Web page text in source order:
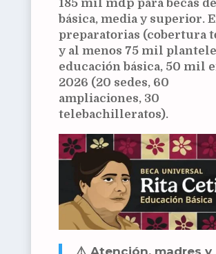
185 mil mdp para becas de
básica, media y superior.
preparatorias (cobertura
y al menos 75 mil
educación básica, 50 mil
2026 (20 sedes, 60
ampliaciones, 30
telebachilleratos).
⚠️ Atención, madres y